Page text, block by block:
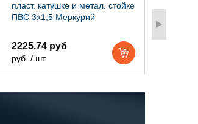
пласт. катушке и метал. стойке
ПВС 3х1,5 Меркурий
2225.74 руб
руб. / шт